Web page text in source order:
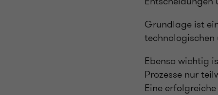
Grundlage ist
technologischen
Ebenso wichtig
Prozesse nur
Eine